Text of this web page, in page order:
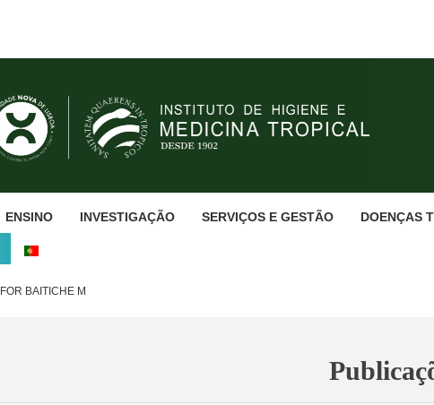
ENSINO INVESTIGAÇÃO SERVIÇOS E GESTÃO DOENÇAS
BAITICHE M